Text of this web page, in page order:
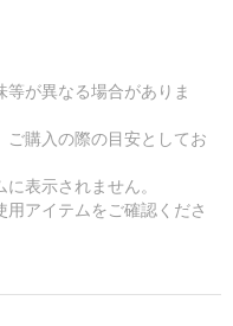
が異なる場合がありま
購入の際の目安としてお
表示されません。
アイテムをご確認くださ